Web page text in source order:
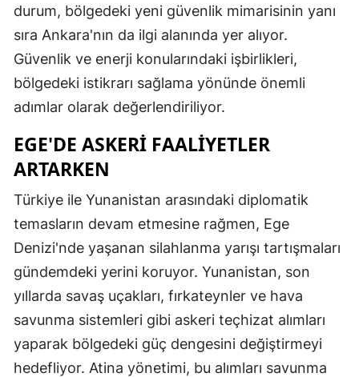
durum, bölgedeki yeni güvenlik mimarisinin yanı
sıra Ankara'nın da ilgi alanında yer alıyor.
Güvenlik ve enerji konularındaki işbirlikleri,
bölgedeki istikrarı sağlama yönünde önemli
adımlar olarak değerlendiriliyor.
EGE'DE ASKERİ FAALİYETLER
ARTARKEN
Türkiye ile Yunanistan arasındaki diplomatik
temasların devam etmesine rağmen, Ege
Denizi'nde yaşanan silahlanma yarışı tartışmaları
gündemdeki yerini koruyor. Yunanistan, son
yıllarda savaş uçakları, fırkateynler ve hava
savunma sistemleri gibi askeri teçhizat alımları
yaparak bölgedeki güç dengesini değiştirmeyi
hedefliyor. Atina yönetimi, bu alımları savunma